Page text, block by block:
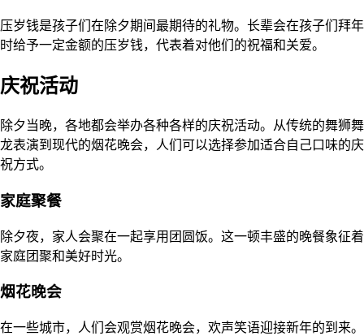
压岁钱是孩子们在除夕期间最期待的礼物。长辈会在孩子们拜年
时给予一定金额的压岁钱，代表着对他们的祝福和关爱。
庆祝活动
除夕当晚，各地都会举办各种各样的庆祝活动。从传统的舞狮舞
龙表演到现代的烟花晚会，人们可以选择参加适合自己口味的庆
祝方式。
家庭聚餐
除夕夜，家人会聚在一起享用团圆饭。这一顿丰盛的晚餐象征着
家庭团聚和美好时光。
烟花晚会
在一些城市，人们会观赏烟花晚会，欢声笑语迎接新年的到来。